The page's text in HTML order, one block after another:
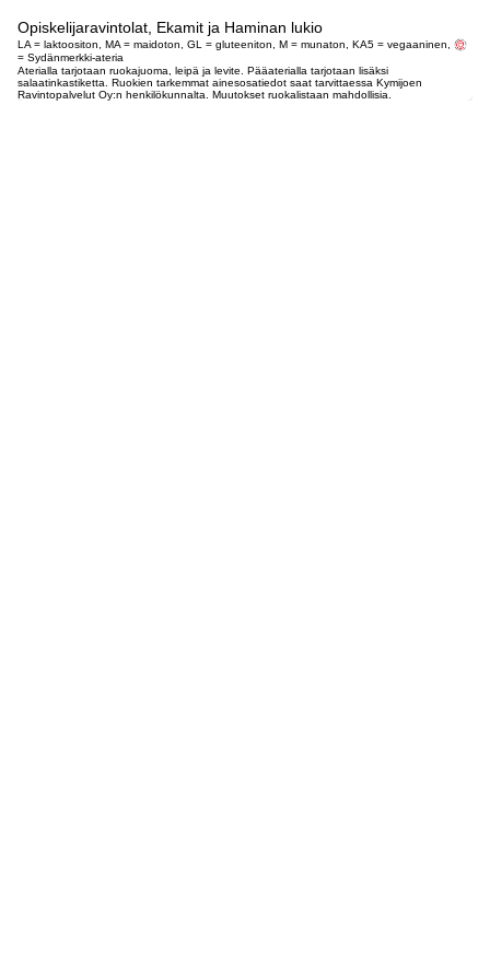
Opiskelijaravintolat, Ekamit ja Haminan lukio
LA = laktoositon, MA = maidoton, GL = gluteeniton, M = munaton, KA5 = vegaaninen,
= Sydänmerkki-ateria
Aterialla tarjotaan ruokajuoma, leipä ja levite. Pääaterialla tarjotaan lisäksi
salaatinkastiketta. Ruokien tarkemmat ainesosatiedot saat tarvittaessa Kymijoen
Ravintopalvelut Oy:n henkilökunnalta. Muutokset ruokalistaan mahdollisia.